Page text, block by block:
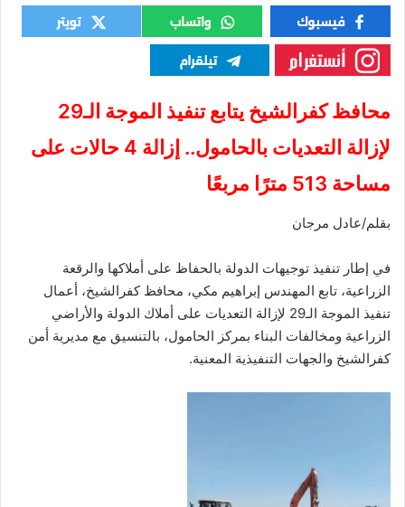
محافظ كفرالشيخ يتابع تنفيذ الموجة الـ29
لإزالة التعديات بالحامول.. إزالة 4 حالات على
مساحة 513 مترًا مربعًا
بقلم/عادل مرجان
في إطار تنفيذ توجيهات الدولة بالحفاظ على أملاكها والرقعة
الزراعية، تابع المهندس إبراهيم مكي، محافظ كفرالشيخ، أعمال
تنفيذ الموجة الـ29 لإزالة التعديات على أملاك الدولة والأراضي
الزراعية ومخالفات البناء بمركز الحامول، بالتنسيق مع مديرية أمن
كفرالشيخ والجهات التنفيذية المعنية.